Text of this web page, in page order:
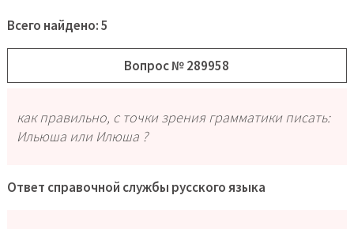
Всего найдено: 5
Вопрос № 289958
как правильно, с точки зрения грамматики писать:
Ильюша или Илюша ?
Ответ справочной службы русского языка